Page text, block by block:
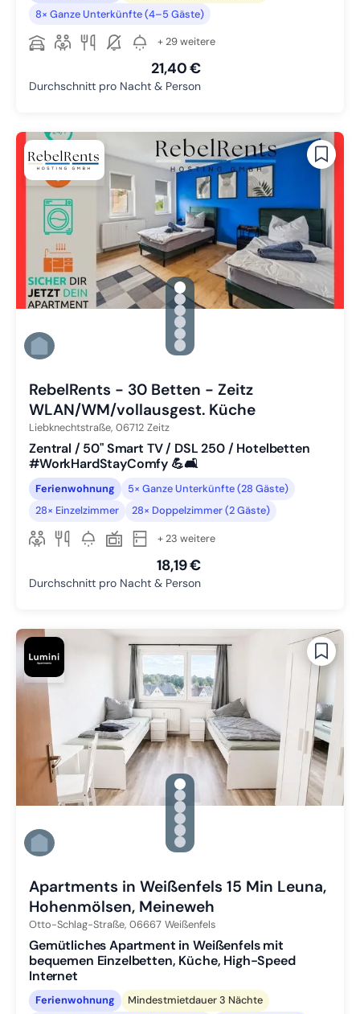
8× Ganze Unterkünfte (4–5 Gäste)
+ 29 weitere
21,40 €
Durchschnitt pro Nacht & Person
gallery.slide_selector
Zu Slide 1 wechseln
Zu Slide 2 wechseln
Zu Slide 3 wechseln
Zu Slide 4 wechseln
Zu Slide 5 wechseln
Zu Slide 6 wechseln
RebelRents - 30 Betten - Zeitz
WLAN/WM/vollausgest. Küche
Liebknechtstraße, 06712 Zeitz
Zentral / 50" Smart TV / DSL 250 / Hotelbetten
#WorkHardStayComfy 💪🛋️
Ferienwohnung
5× Ganze Unterkünfte (28 Gäste)
28× Einzelzimmer
28× Doppelzimmer (2 Gäste)
+ 23 weitere
18,19 €
Durchschnitt pro Nacht & Person
gallery.slide_selector
Zu Slide 1 wechseln
Zu Slide 2 wechseln
Zu Slide 3 wechseln
Zu Slide 4 wechseln
Zu Slide 5 wechseln
Zu Slide 6 wechseln
Apartments in Weißenfels 15 Min Leuna,
Hohenmölsen, Meineweh
Otto-Schlag-Straße, 06667 Weißenfels
Gemütliches Apartment in Weißenfels mit
bequemen Einzelbetten, Küche, High-Speed
Internet
Ferienwohnung
Mindestmietdauer 3 Nächte